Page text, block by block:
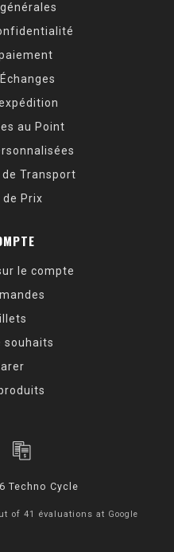
au Point
Transport
de Prix
le compte
souhaits
Techno Cycle
of 41 évaluations at Google